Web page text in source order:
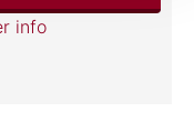
info